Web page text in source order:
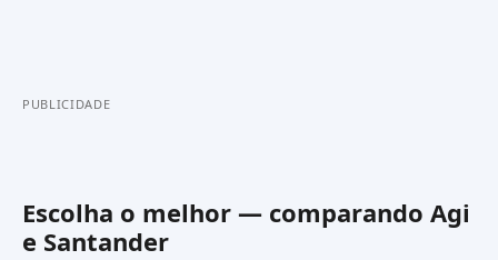
PUBLICIDADE
Escolha o melhor — comparando Agi
e Santander